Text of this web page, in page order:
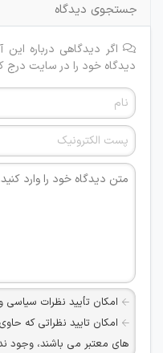
جستجوی دیدگاه
اگر دیدگاهی درباره این
دیدگاه خود را در سایت درج
امکان تأیید نظرات سیاسی
امکان تایید نظراتی که
های معتبر می باشند، وجود